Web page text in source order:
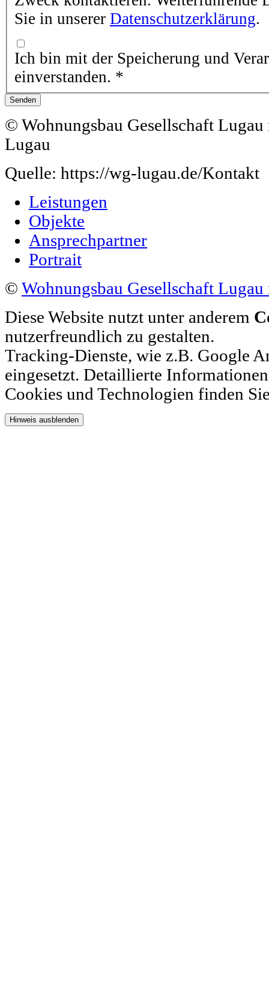
Sie in unserer Datenschutzerklärung.
Ich bin mit der Speicherung und
einverstanden. *
© Wohnungsbau Gesellschaft
Lugau
Quelle: https://wg-lugau.de/Kontakt
Leistungen
Objekte
Ansprechpartner
Portrait
© Wohnungsbau Gesellschaft
Diese Website nutzt unter anderem
nutzerfreundlich zu gestalten.
Tracking-Dienste, wie z.B. Google
eingesetzt. Detaillierte
Cookies und Technologien finden